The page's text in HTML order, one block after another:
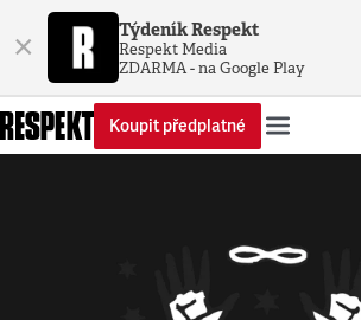
× Týdeník Respekt
Respekt Media
ZDARMA - na Google Play
Koupit předplatné